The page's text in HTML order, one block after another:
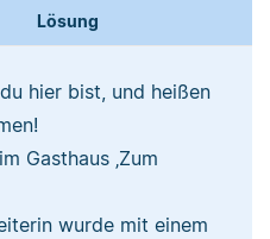
Lösung
hier bist, und heißen
Gasthaus ‚Zum
wurde mit einem